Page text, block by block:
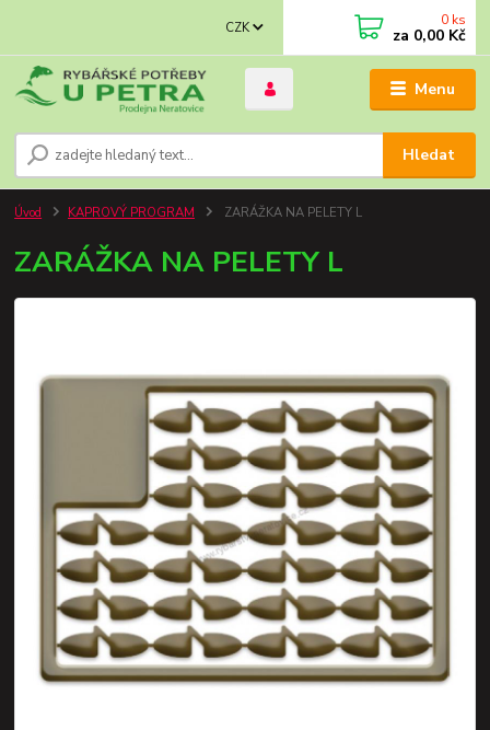
Menu
CZK
Hledat
0 ks
za 0,00 Kč
Úvod KAPROVÝ PROGRAM ZARÁŽKA NA PELETY L
ZARÁŽKA NA PELETY L